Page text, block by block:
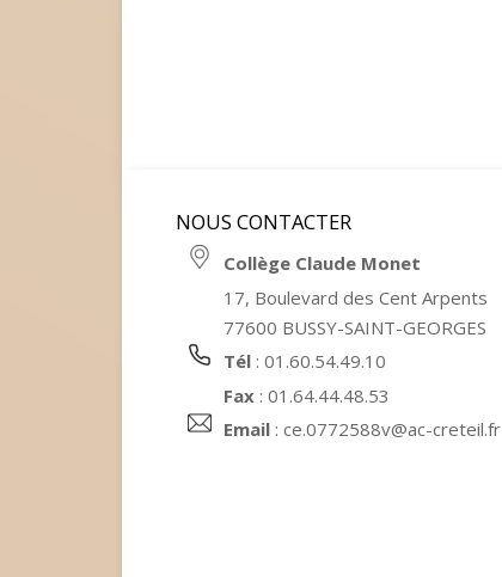
NOUS CONTACTER
Collège Claude Monet
17, Boulevard des Cent Arpents
77600 BUSSY-SAINT-GEORGES
Tél : 01.60.54.49.10
Fax : 01.64.44.48.53
Email : ce.0772588v@ac-creteil.fr